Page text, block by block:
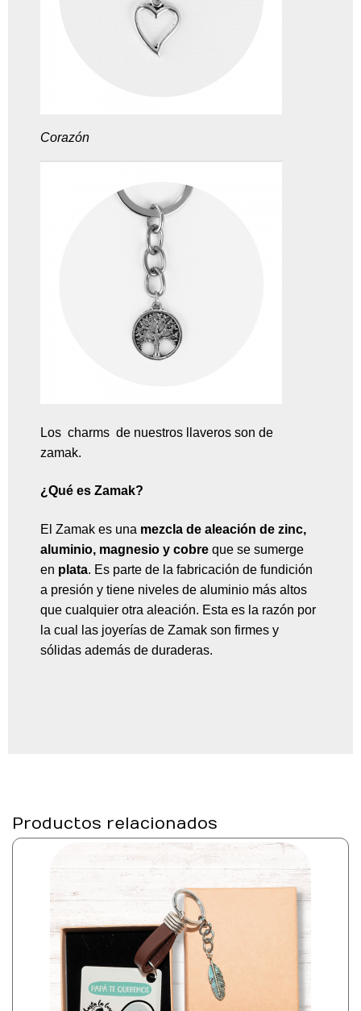
Corazón
Los charms de nuestros llaveros son de
zamak.
¿Qué es Zamak?
El Zamak es una mezcla de aleación de zinc,
aluminio, magnesio y cobre que se sumerge
en plata. Es parte de la fabricación de fundición
a presión y tiene niveles de aluminio más altos
que cualquier otra aleación. Esta es la razón por
la cual las joyerías de Zamak son firmes y
sólidas además de duraderas.
Productos relacionados